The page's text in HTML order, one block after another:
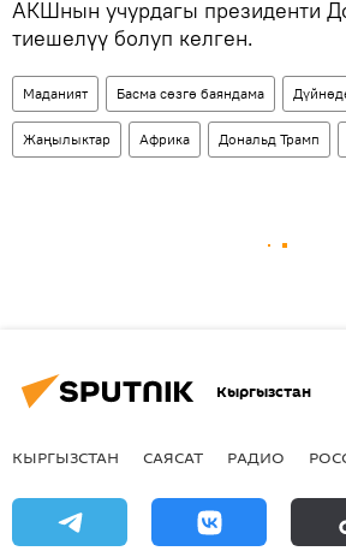
АКШнын учурдагы президенти
тиешелүү болуп келген.
Маданият Басма сөзгө баяндама
Жаңылыктар Африка Дональд Трамп
Кыргызстан
КЫРГЫЗСТАН САЯСАТ РАДИО